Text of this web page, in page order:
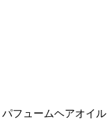
フュームヘアオイル